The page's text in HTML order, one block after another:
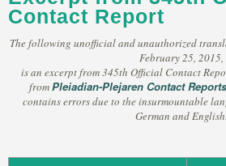
Contact Report
The following unofficial and unauthorized
February 25, 2015,
is an excerpt from 345th Official Contact
fromPleiadian-Plejaren Contact
contains errors due to the insurmountable
German and English.